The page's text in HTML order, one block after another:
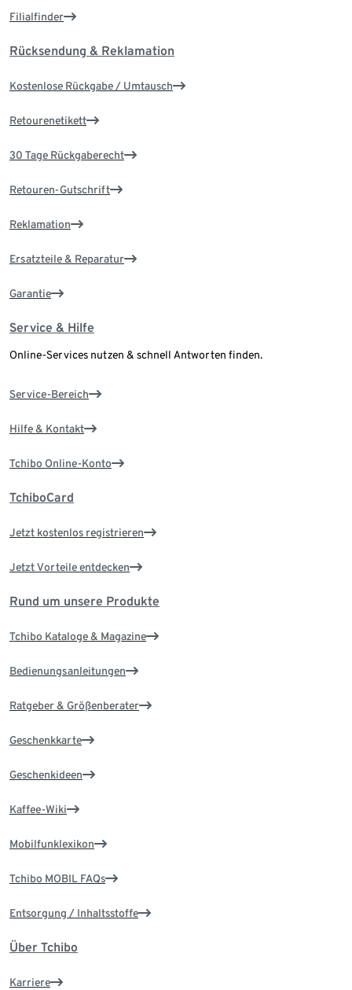
Filialfinder
Rücksendung & Reklamation
Kostenlose Rückgabe / Umtausch
Retourenetikett
30 Tage Rückgaberecht
Retouren-Gutschrift
Reklamation
Ersatzteile & Reparatur
Garantie
Service & Hilfe
Online-Services nutzen & schnell Antworten finden.
Service-Bereich
Hilfe & Kontakt
Tchibo Online-Konto
TchiboCard
Jetzt kostenlos registrieren
Jetzt Vorteile entdecken
Rund um unsere Produkte
Tchibo Kataloge & Magazine
Bedienungsanleitungen
Ratgeber & Größenberater
Geschenkkarte
Geschenkideen
Kaffee-Wiki
Mobilfunklexikon
Tchibo MOBIL FAQs
Entsorgung / Inhaltsstoffe
Über Tchibo
Karriere